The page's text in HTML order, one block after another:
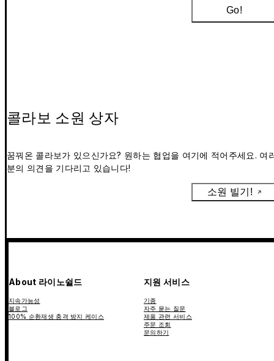
Go!
콜라보 소원 상자
꿈꿔온 콜라보가 있으신가요? 원하는 협업을 여기에 적어주세요. 여
분의 의견을 기다리고 있습니다!
소원 빌기!
About 라이노쉴드
지속가능성
블로그
100% 순환재생 충격 방지 케이스
지원 서비스
기종
자주 묻는 질문
제품 관련 서비스
주문 조회
문의하기